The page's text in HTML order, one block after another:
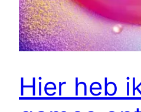
Hier heb